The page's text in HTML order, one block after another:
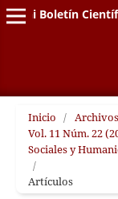
Edähi Boletín
Inicio / Archivos
Vol. 11 Núm. 22
Sociales y
/
Artículos